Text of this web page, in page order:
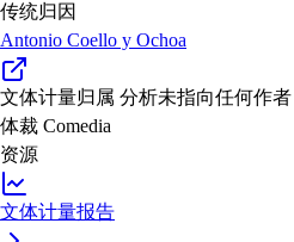
传统归因
Antonio Coello y Ochoa
文体计量归属 分析未指向任何作者
体裁 Comedia
资源
文体计量报告